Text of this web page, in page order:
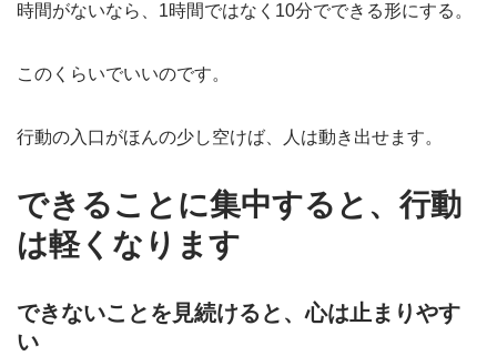
時間がないなら、1時間ではなく10分でできる形にする。
このくらいでいいのです。
行動の入口がほんの少し空けば、人は動き出せます。
できることに集中すると、行動
は軽くなります
できないことを見続けると、心は止まりやす
い